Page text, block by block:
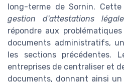
long-terme de Sornin. Cette
gestion d'attestations
répondre aux
documents administratifs,
les sections précédentes.
entreprises de centraliser et
documents, donnant ainsi